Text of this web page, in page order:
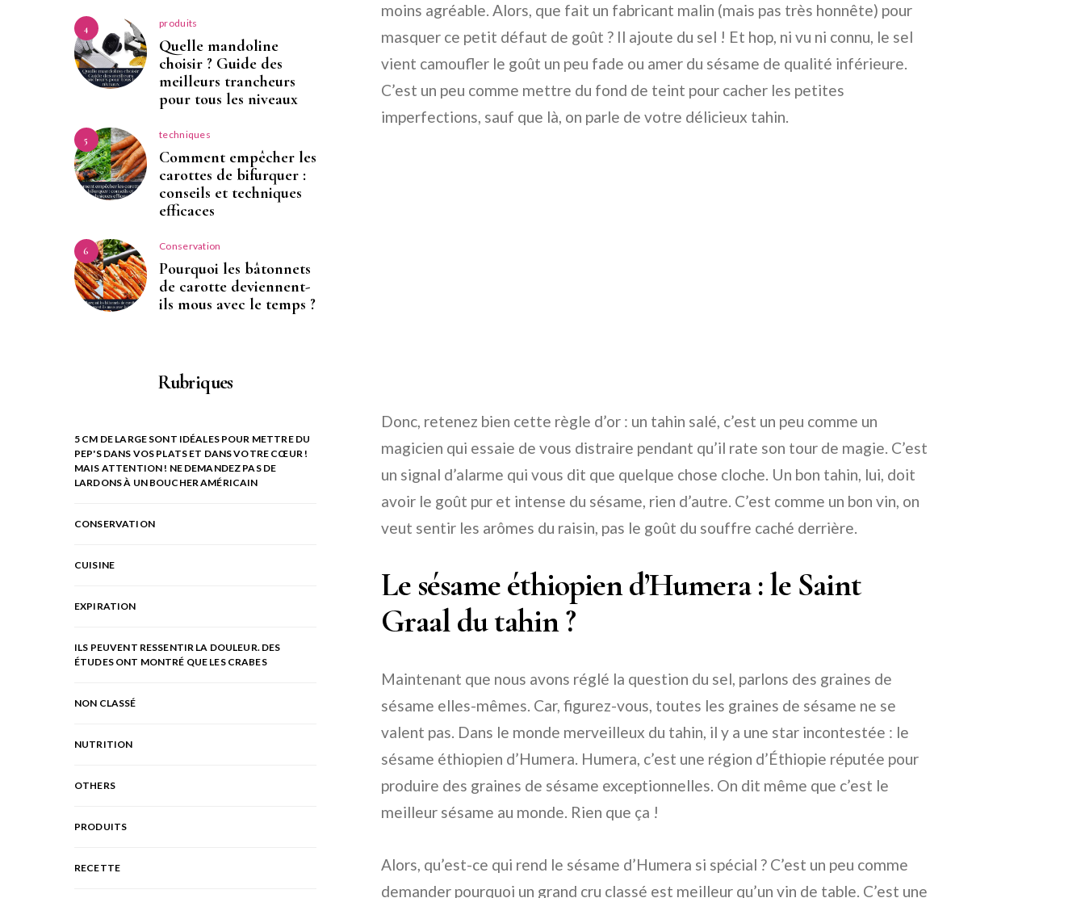
moins agréable. Alors, que fait un fabricant malin (mais pas très honnête) pour
masquer ce petit défaut de goût ? Il ajoute du sel ! Et hop, ni vu ni connu, le sel
vient camoufler le goût un peu fade ou amer du sésame de qualité inférieure.
C’est un peu comme mettre du fond de teint pour cacher les petites
imperfections, sauf que là, on parle de votre délicieux tahin.
Donc, retenez bien cette règle d’or : un tahin salé, c’est un peu comme un
magicien qui essaie de vous distraire pendant qu’il rate son tour de magie. C’est
un signal d’alarme qui vous dit que quelque chose cloche. Un bon tahin, lui, doit
avoir le goût pur et intense du sésame, rien d’autre. C’est comme un bon vin, on
veut sentir les arômes du raisin, pas le goût du souffre caché derrière.
Le sésame éthiopien d’Humera : le Saint
Graal du tahin ?
Maintenant que nous avons réglé la question du sel, parlons des graines de
sésame elles-mêmes. Car, figurez-vous, toutes les graines de sésame ne se
valent pas. Dans le monde merveilleux du tahin, il y a une star incontestée : le
sésame éthiopien d’Humera. Humera, c’est une région d’Éthiopie réputée pour
produire des graines de sésame exceptionnelles. On dit même que c’est le
meilleur sésame au monde. Rien que ça !
Alors, qu’est-ce qui rend le sésame d’Humera si spécial ? C’est un peu comme
demander pourquoi un grand cru classé est meilleur qu’un vin de table. C’est une
4 produits
Quelle mandoline
choisir ? Guide des
meilleurs trancheurs
pour tous les niveaux
5 techniques
Comment empêcher les
carottes de bifurquer :
conseils et techniques
efficaces
6 Conservation
Pourquoi les bâtonnets
de carotte deviennent-
ils mous avec le temps ?
Rubriques
5 CM DE LARGE SONT IDÉALES POUR METTRE DU
PEP'S DANS VOS PLATS ET DANS VOTRE CŒUR !
MAIS ATTENTION ! NE DEMANDEZ PAS DE
LARDONS À UN BOUCHER AMÉRICAIN
CONSERVATION
CUISINE
EXPIRATION
ILS PEUVENT RESSENTIR LA DOULEUR. DES
ÉTUDES ONT MONTRÉ QUE LES CRABES
NON CLASSÉ
NUTRITION
OTHERS
PRODUITS
RECETTE